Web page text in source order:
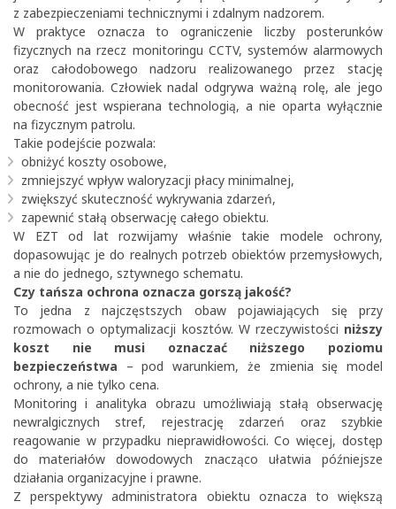
z zabezpieczeniami technicznymi i zdalnym nadzorem.
W praktyce oznacza to ograniczenie liczby posterunków
fizycznych na rzecz monitoringu CCTV, systemów alarmowych
oraz całodobowego nadzoru realizowanego przez stację
monitorowania. Człowiek nadal odgrywa ważną rolę, ale jego
obecność jest wspierana technologią, a nie oparta wyłącznie
na fizycznym patrolu.
Takie podejście pozwala:
obniżyć koszty osobowe,
zmniejszyć wpływ waloryzacji płacy minimalnej,
zwiększyć skuteczność wykrywania zdarzeń,
zapewnić stałą obserwację całego obiektu.
W EZT od lat rozwijamy właśnie takie modele ochrony,
dopasowując je do realnych potrzeb obiektów przemysłowych,
a nie do jednego, sztywnego schematu.
Czy tańsza ochrona oznacza gorszą jakość?
To jedna z najczęstszych obaw pojawiających się przy
rozmowach o optymalizacji kosztów. W rzeczywistości niższy
koszt nie musi oznaczać niższego poziomu
bezpieczeństwa – pod warunkiem, że zmienia się model
ochrony, a nie tylko cena.
Monitoring i analityka obrazu umożliwiają stałą obserwację
newralgicznych stref, rejestrację zdarzeń oraz szybkie
reagowanie w przypadku nieprawidłowości. Co więcej, dostęp
do materiałów dowodowych znacząco ułatwia późniejsze
działania organizacyjne i prawne.
Z perspektywy administratora obiektu oznacza to większą